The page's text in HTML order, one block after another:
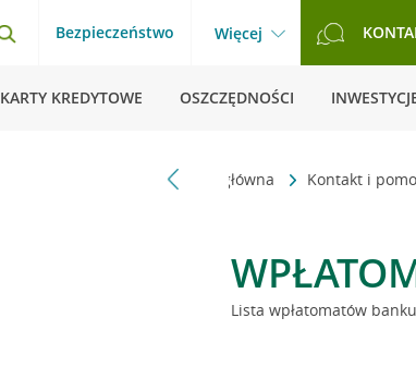
Bezpieczeństwo Więcej
KARTY KREDYTOWE OSZCZĘDNOŚCI
Strona główna Kontakt i
Lista wpłatomatów